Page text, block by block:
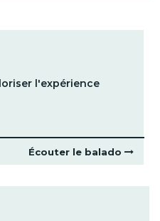
l'expérience
Écouter le balado